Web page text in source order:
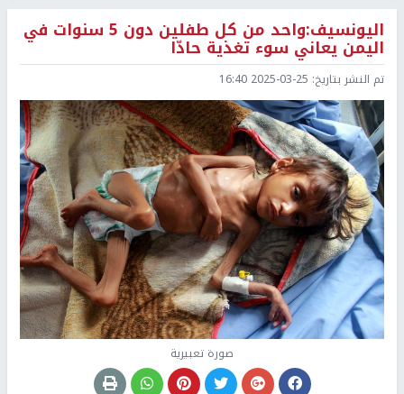
اليونسيف:واحد من كل طفلين دون 5 سنوات في
اليمن يعاني سوء تغذية حادّا
تم النشر بتاريخ: 2025-03-25 16:40
صورة تعبيرية